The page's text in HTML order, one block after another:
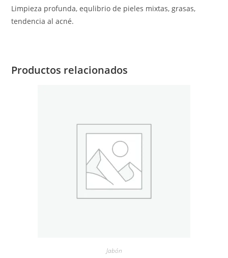
cantidad
Limpieza profunda, equlibrio de pieles mixtas, grasas,
tendencia al acné.
Productos relacionados
Jabón